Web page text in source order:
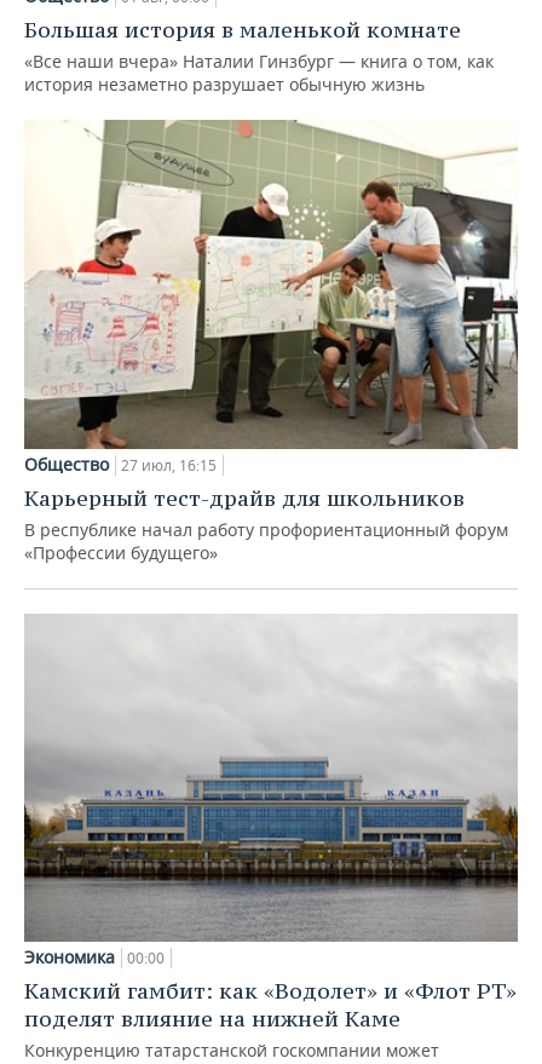
Большая история в маленькой комнате
«Все наши вчера» Наталии Гинзбург — книга о том, как
история незаметно разрушает обычную жизнь
Общество 27 июл, 16:15
Карьерный тест-драйв для школьников
В республике начал работу профориентационный форум
«Профессии будущего»
Экономика 00:00
Камский гамбит: как «Водолет» и «Флот РТ»
поделят влияние на нижней Каме
Конкуренцию татарстанской госкомпании может